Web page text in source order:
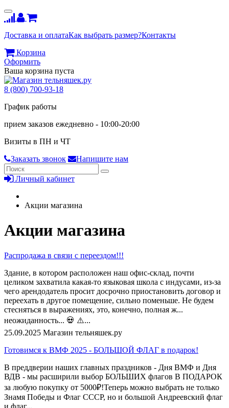
Доставка и оплатаКак выбрать размер?Контакты
Корзина
Оформить
Ваша корзина пуста
8 (800) 700-93-18
График работы
прием заказов ежедневно - 10:00-20:00
Визиты в ПН и ЧТ
Заказать звонок
Напишите нам
Личный кабинет
Акции магазина
Акции магазина
Распродажа в связи с переездом!!!
Здание, в котором расположен наш офис-склад, почти
целиком захватила какая-то языковая школа с индусами, из-за
чего арендодатель просит досрочно приостановить договор и
переехать в другое помещение, сильно поменьше. Не будем
стесняться в выражениях, это, конечно, полная ж...
неожиданность... 💀 ⚠️...
25.09.2025 Магазин тельняшек.ру
Готовимся к ВМФ 2025 - БОЛЬШОЙ ФЛАГ в подарок!
В преддверии наших главных праздников - Дня ВМФ и Дня
ВДВ - мы расширили выбор БОЛЬШИХ флагов В ПОДАРОК
за любую покупку от 5000₽!Теперь можно выбрать не только
Знамя Победы и Флаг СССР, но и большой Андреевский флаг
и флаг...